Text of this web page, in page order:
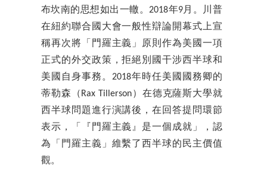
布坎南的思想如出一轍。2018年9月。川普
在紐約聯合國大會一般性辯論開幕式上宣
稱再次將「門羅主義」原則作為美國一項
正式的外交政策，拒絕別國干涉西半球和
美國自身事務。2018年時任美國國務卿的
蒂勒森（Rax Tillerson）在德克薩斯大學就
西半球問題進行演講後，在回答提問環節
表示，「『門羅主義』是一個成就」，認
為「門羅主義」維繫了西半球的民主價值
觀。